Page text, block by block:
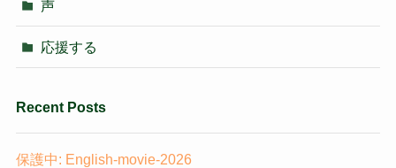
声
応援する
Recent Posts
保護中: English-movie-2026